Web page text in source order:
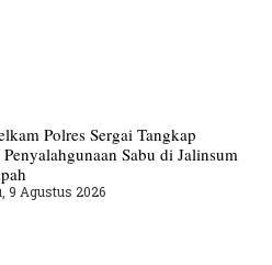
Polres Sergai Tangkap
Sabu di Jalinsum
9 Agustus 2026